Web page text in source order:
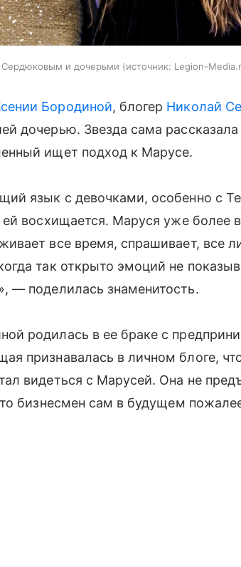
и дочерьми источник: Legion-
Бородиной, блогер Николай
дочерью. Звезда сама
ищет подход к Марусе.
язык с девочками, особенно с
ей восхищается. Маруся уже более
все время, спрашивает, все
так открыто эмоций не
— поделилась знаменитость.
родилась в ее браке с
признавалась в личном блоге,
видеться с Марусей. Она не
бизнесмен сам в будущем